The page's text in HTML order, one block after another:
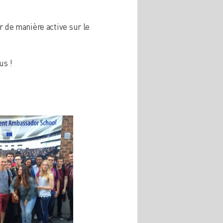
de manière active sur le
!